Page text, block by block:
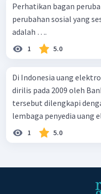
Perhatikan bagan
perubahan sosial yang
adalah ….
1 5.0
Di Indonesia uang
dirilis pada 2009 oleh
tersebut dilengkapi
lembaga penyedia uang
1 5.0